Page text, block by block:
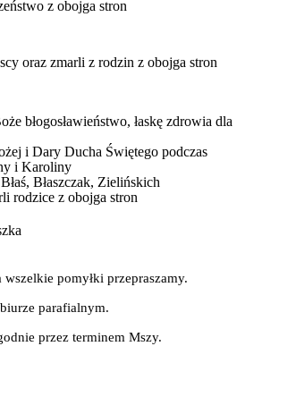
z obojga stron
oraz zmarli z rodzin z obojga stron
błogosławieństwo, łaskę zdrowia dla
i Dary Ducha Świętego podczas
i Karoliny
Błaszczak, Zielińskich
rodzice z obojga stron
pomyłki przepraszamy.
parafialnym.
przez terminem Mszy.